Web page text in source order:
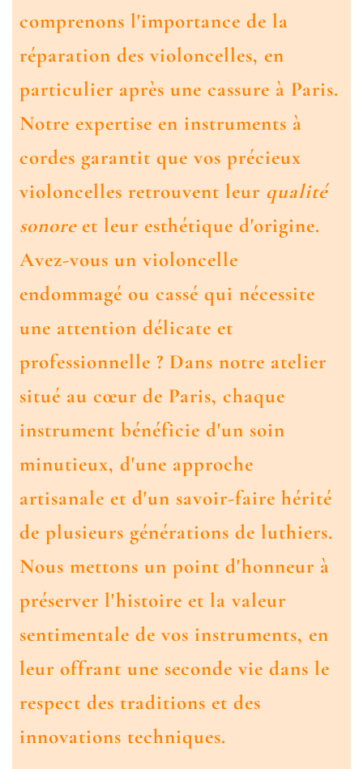
comprenons l'importance de la
réparation des violoncelles, en
particulier après une cassure à Paris.
Notre expertise en instruments à
cordes garantit que vos précieux
violoncelles retrouvent leur qualité
sonoreet leur esthétique d'origine.
Avez-vous un violoncelle
endommagé ou cassé qui nécessite
une attention délicate et
professionnelle ? Dans notre atelier
situé au cœur de Paris, chaque
instrument bénéficie d'un soin
minutieux, d'une approche
artisanale et d'un savoir-faire hérité
de plusieurs générations de luthiers.
Nous mettons un point d'honneur à
préserver l'histoire et la valeur
sentimentale de vos instruments, en
leur offrant une seconde vie dans le
respect des traditions et des
innovations techniques.